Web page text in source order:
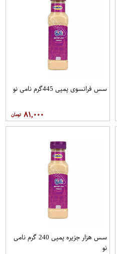
سس فرانسوی پمپی 445گرم نامی نو
۸۱,۰۰۰
سس هزار جزیره پمپی 240 گرم نامی
نو